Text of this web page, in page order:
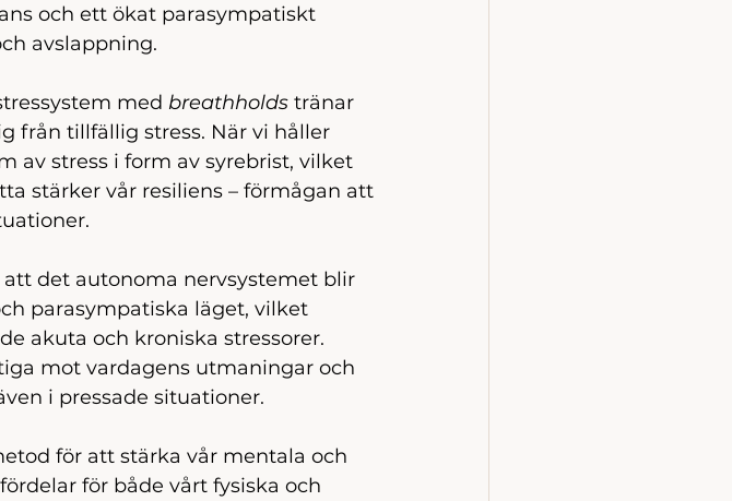
och ett ökat parasympatiskt
avslappning.
med breathholds tränar
från tillfällig stress. När vi håller
av stress i form av syrebrist, vilket
stärker vår resiliens – förmågan att
att det autonoma nervsystemet blir
parasympatiska läget, vilket
akuta och kroniska stressorer.
mot vardagens utmaningar och
i pressade situationer.
för att stärka vår mentala och
för både vårt fysiska och